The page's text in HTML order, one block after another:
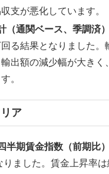
支が悪化しています。
（通関ベース、季調済）
る結果となりました。
出額の減少幅が大きく
。
ア
半期賃金指数（前期比）
りました。賃金上昇率は